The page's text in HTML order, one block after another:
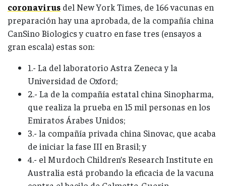
coronavirus del New York Times, de 166 vacunas en
preparación hay una aprobada, de la compañía china
CanSino Biologics y cuatro en fase tres (ensayos a
gran escala) estas son:
1.- La del laboratorio Astra Zeneca y la
Universidad de Oxford;
2.- La de la compañía estatal china Sinopharma,
que realiza la prueba en 15 mil personas en los
Emiratos Árabes Unidos;
3.- la compañía privada china Sinovac, que acaba
de iniciar la fase III en Brasil; y
4.- el Murdoch Children’s Research Institute en
Australia está probando la eficacia de la vacuna